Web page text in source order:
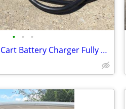
• • •
NEW 36 Volt Golf Cart Battery Charger Fully Automatic For Lead-acid